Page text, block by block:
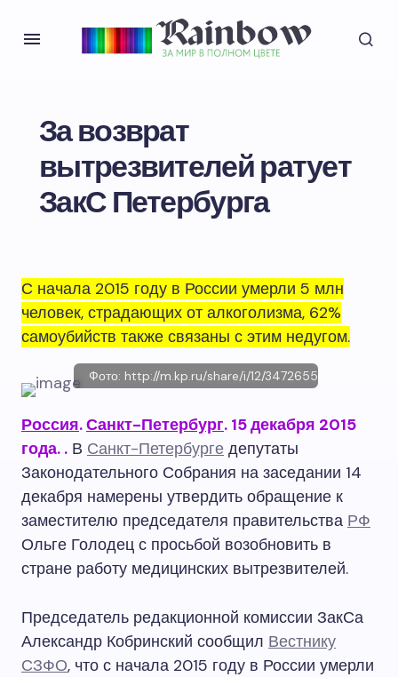
За возврат
вытрезвителей ратует
ЗакС Петербурга
С начала 2015 году в России умерли 5 млн
человек, страдающих от алкоголизма, 62%
самоубийств также связаны с этим недугом.
Фото: http://m.kp.ru/share/i/12/3472655/big.jpg
Россия.Санкт-Петербург. 15 декабря 2015
года. . В Санкт-Петербурге депутаты
Законодательного Собрания на заседании 14
декабря намерены утвердить обращение к
заместителю председателя правительства РФ
Ольге Голодец с просьбой возобновить в
стране работу медицинских вытрезвителей.
Председатель редакционной комиссии ЗакСа
Александр Кобринский сообщил Вестнику
СЗФО, что с начала 2015 году в России умерли